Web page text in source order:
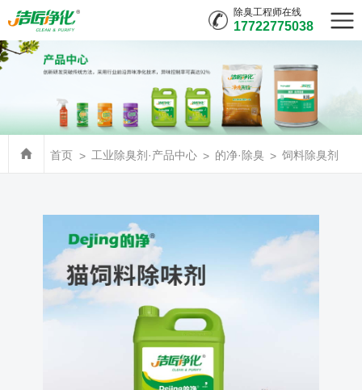
除臭工程师在线
17722775038
首页 工业除臭剂·产品中心 的净·除臭 饲料除臭剂